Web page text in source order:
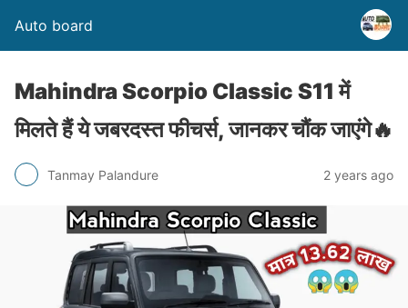
Auto board
Mahindra Scorpio Classic S11 में
मिलते हैं ये जबरदस्त फीचर्स, जानकर चौंक जाएंगे🔥
Tanmay Palandure 2 years ago